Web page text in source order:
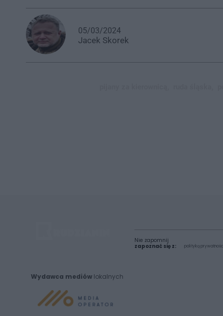
05/03/2024
Jacek Skorek
Wydawca mediów lokalnych
Nie zapomnij
zapoznać się z:
polityką